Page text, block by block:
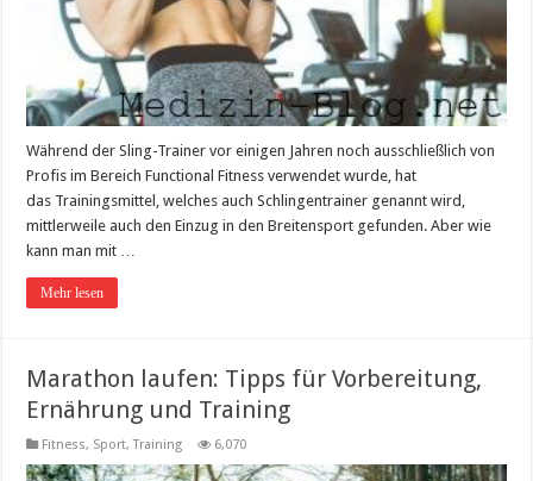
Während der Sling-Trainer vor einigen Jahren noch ausschließlich von
Profis im Bereich Functional Fitness verwendet wurde, hat
das Trainingsmittel, welches auch Schlingentrainer genannt wird,
mittlerweile auch den Einzug in den Breitensport gefunden. Aber wie
kann man mit …
Mehr lesen
Marathon laufen: Tipps für Vorbereitung,
Ernährung und Training
Fitness, Sport, Training 6,070